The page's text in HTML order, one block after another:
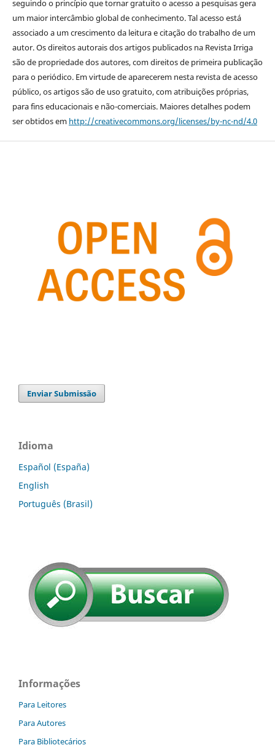
seguindo o princípio que tornar gratuito o acesso a pesquisas gera
um maior intercâmbio global de conhecimento. Tal acesso está
associado a um crescimento da leitura e citação do trabalho de um
autor. Os direitos autorais dos artigos publicados na Revista Irriga
são de propriedade dos autores, com direitos de primeira publicação
para o periódico. Em virtude de aparecerem nesta revista de acesso
público, os artigos são de uso gratuito, com atribuições próprias,
para fins educacionais e não-comerciais. Maiores detalhes podem
ser obtidos em http://creativecommons.org/licenses/by-nc-nd/4.0
Enviar Submissão
Idioma
Español (España)
English
Português (Brasil)
Informações
Para Leitores
Para Autores
Para Bibliotecários